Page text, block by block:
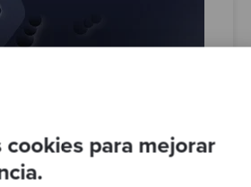
cookies para mejorar